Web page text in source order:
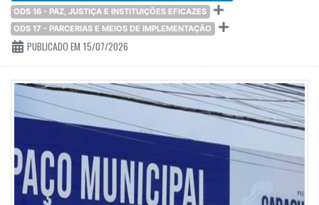
ODS 16 - PAZ, JUSTIÇA E INSTITUIÇÕES EFICAZES
ODS 17 - PARCERIAS E MEIOS DE IMPLEMENTAÇÃO
PUBLICADO EM 15/07/2026